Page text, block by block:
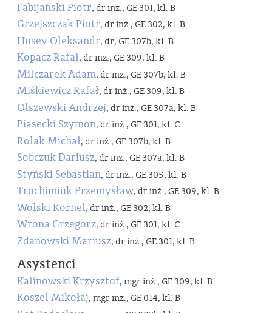
Fabijański Piotr, dr inż., GE 301, kl. B
Grzejszczak Piotr, dr inż., GE 302, kl. B
Husev Oleksandr, dr, GE 307b, kl. B
Kopacz Rafał, dr inż., GE 309, kl. B
Milczarek Adam, dr inż., GE 307b, kl. B
Miśkiewicz Rafał, dr inż., GE 309, kl. B
Olszewski Andrzej, dr inż., GE 307a, kl. B
Piasecki Szymon, dr inż., GE 301, kl. C
Rolak Michał, dr inż., GE 307b, kl. B
Sobczuk Dariusz, dr inż., GE 307a, kl. B
Styński Sebastian, dr inż., GE 305, kl. B
Trochimiuk Przemysław, dr inż., GE 309, kl. B
Wolski Kornel, dr inż., GE 302, kl. B
Wrona Grzegorz, dr inż., GE 301, kl. C
Zdanowski Mariusz, dr inż., GE 301, kl. B
Asystenci
Kalinowski Krzysztof, mgr inż., GE 309, kl. B
Koszel Mikołaj, mgr inż., GE 014, kl. B